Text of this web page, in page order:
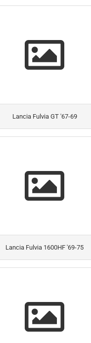
Lancia Fulvia GT '67-69
Lancia Fulvia 1600HF '69-75